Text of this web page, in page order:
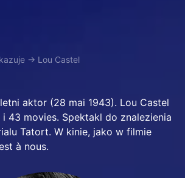
→ Lou Castel
aktor (28 mai 1943). Lou Castel
i 43 movies. Spektakl do znalezienia
Tatort. W kinie, jako w filmie
à nous.